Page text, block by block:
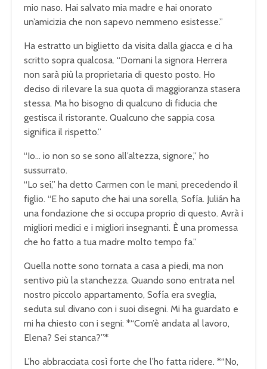
mio naso. Hai salvato mia madre e hai onorato
un’amicizia che non sapevo nemmeno esistesse.”
Ha estratto un biglietto da visita dalla giacca e ci ha
scritto sopra qualcosa. “Domani la signora Herrera
non sarà più la proprietaria di questo posto. Ho
deciso di rilevare la sua quota di maggioranza stasera
stessa. Ma ho bisogno di qualcuno di fiducia che
gestisca il ristorante. Qualcuno che sappia cosa
significa il rispetto.”
“Io… io non so se sono all’altezza, signore,” ho
sussurrato.
“Lo sei,” ha detto Carmen con le mani, precedendo il
figlio. “E ho saputo che hai una sorella, Sofía. Julián ha
una fondazione che si occupa proprio di questo. Avrà i
migliori medici e i migliori insegnanti. È una promessa
che ho fatto a tua madre molto tempo fa.”
Quella notte sono tornata a casa a piedi, ma non
sentivo più la stanchezza. Quando sono entrata nel
nostro piccolo appartamento, Sofía era sveglia,
seduta sul divano con i suoi disegni. Mi ha guardato e
mi ha chiesto con i segni: *“Com’è andata al lavoro,
Elena? Sei stanca?”*
L’ho abbracciata così forte che l’ho fatta ridere. *“No,